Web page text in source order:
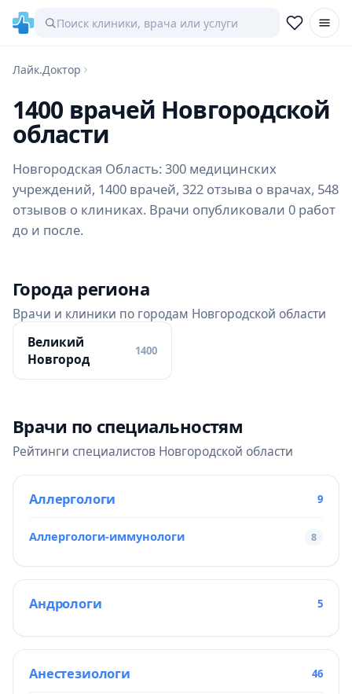
Лайк.Доктор
1400 врачей Новгородской
области
Новгородская Область: 300 медицинских
учреждений, 1400 врачей, 322 отзыва о врачах, 548
отзывов о клиниках. Врачи опубликовали 0 работ
до и после.
Города региона
Врачи и клиники по городам Новгородской области
Великий
Новгород
1400
Врачи по специальностям
Рейтинги специалистов Новгородской области
Аллергологи 9
Аллергологи-иммунологи 8
Андрологи 5
Анестезиологи 46